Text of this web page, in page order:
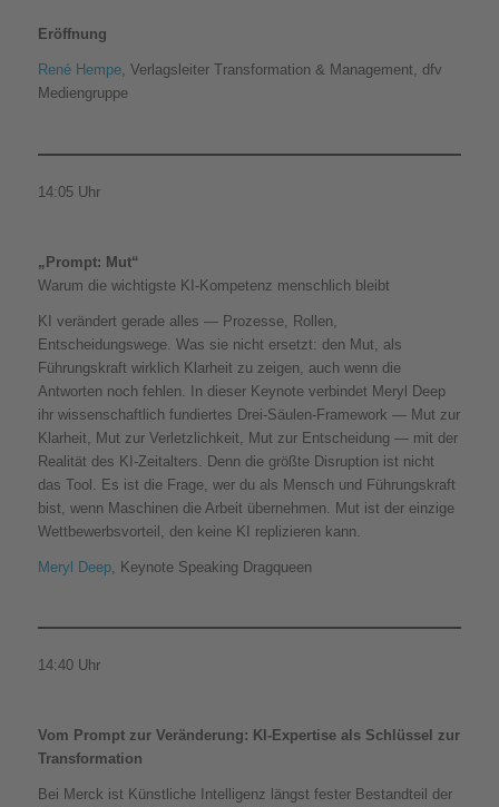
Eröffnung
René Hempe, Verlagsleiter Transformation & Management, dfv
Mediengruppe
14:05 Uhr
„Prompt: Mut“
Warum die wichtigste KI-Kompetenz menschlich bleibt
KI verändert gerade alles — Prozesse, Rollen,
Entscheidungswege. Was sie nicht ersetzt: den Mut, als
Führungskraft wirklich Klarheit zu zeigen, auch wenn die
Antworten noch fehlen. In dieser Keynote verbindet Meryl Deep
ihr wissenschaftlich fundiertes Drei-Säulen-Framework — Mut zur
Klarheit, Mut zur Verletzlichkeit, Mut zur Entscheidung — mit der
Realität des KI-Zeitalters. Denn die größte Disruption ist nicht
das Tool. Es ist die Frage, wer du als Mensch und Führungskraft
bist, wenn Maschinen die Arbeit übernehmen. Mut ist der einzige
Wettbewerbsvorteil, den keine KI replizieren kann.
Meryl Deep, Keynote Speaking Dragqueen
14:40 Uhr
Vom Prompt zur Veränderung: KI-Expertise als Schlüssel zur
Transformation
Bei Merck ist Künstliche Intelligenz längst fester Bestandteil der